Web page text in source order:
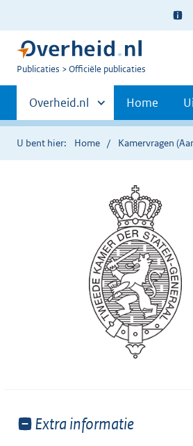
Ter
U
Publicaties Officiële publicaties
Primaire
navigatie
Andere
sites
binnen
Overheid.nl Home
U bent hier: Home Kamervragen
Toon
Extra informatie